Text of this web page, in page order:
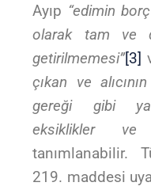
Ayıp “edimin
olarak tam ve
getirilmemesi”[3]
çıkan ve
gereği gibi
eksiklikler ve
tanımlanabilir.
219. maddesi